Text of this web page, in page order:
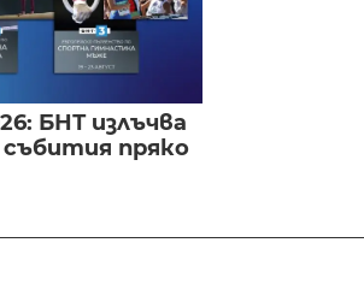
БНТ излъчва
пряко